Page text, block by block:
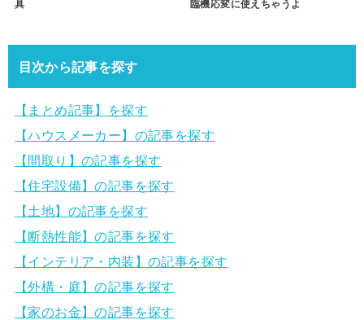
具
臨機応変に使えちゃうよ
目次から記事を探す
【まとめ記事】を探す
【ハウスメーカー】の記事を探す
【間取り】の記事を探す
【住宅設備】の記事を探す
【土地】の記事を探す
【断熱性能】の記事を探す
【インテリア・内装】の記事を探す
【外構・庭】の記事を探す
【家のお金】の記事を探す